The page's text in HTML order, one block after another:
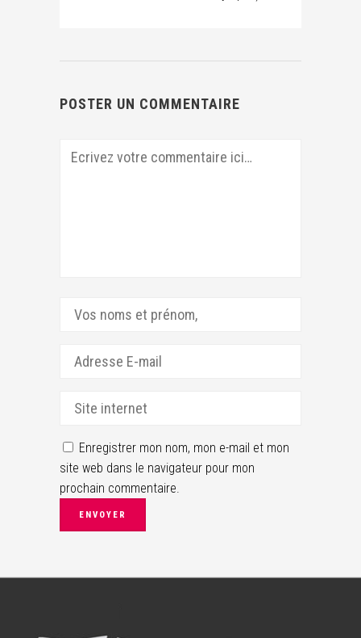
POSTER UN COMMENTAIRE
Enregistrer mon nom, mon e-mail et mon
site web dans le navigateur pour mon
prochain commentaire.